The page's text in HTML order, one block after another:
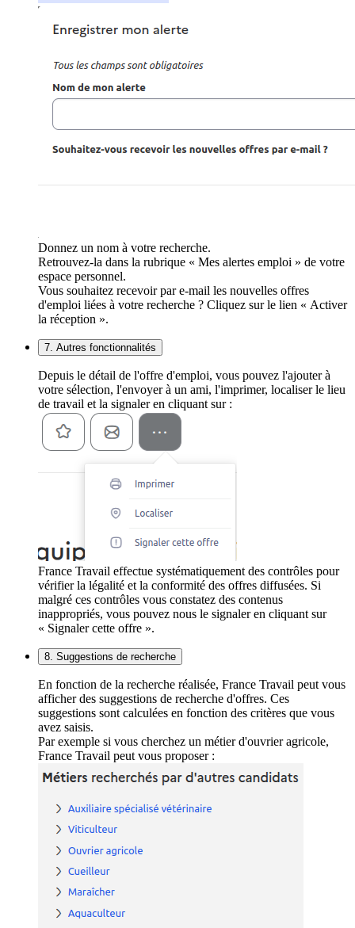
Donnez un nom à votre recherche.
Retrouvez-la dans la rubrique « Mes alertes emploi » de votre
espace personnel.
Vous souhaitez recevoir par e-mail les nouvelles offres
d'emploi liées à votre recherche ? Cliquez sur le lien « Activer
la réception ».
7. Autres fonctionnalités
Depuis le détail de l'offre d'emploi, vous pouvez l'ajouter à
votre sélection, l'envoyer à un ami, l'imprimer, localiser le lieu
de travail et la signaler en cliquant sur :
France Travail effectue systématiquement des contrôles pour
vérifier la légalité et la conformité des offres diffusées. Si
malgré ces contrôles vous constatez des contenus
inappropriés, vous pouvez nous le signaler en cliquant sur
« Signaler cette offre ».
8. Suggestions de recherche
En fonction de la recherche réalisée, France Travail peut vous
afficher des suggestions de recherche d'offres. Ces
suggestions sont calculées en fonction des critères que vous
avez saisis.
Par exemple si vous cherchez un métier d'ouvrier agricole,
France Travail peut vous proposer :